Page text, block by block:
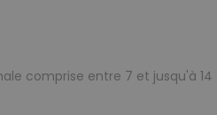
comprise entre 7 et jusqu'à 14